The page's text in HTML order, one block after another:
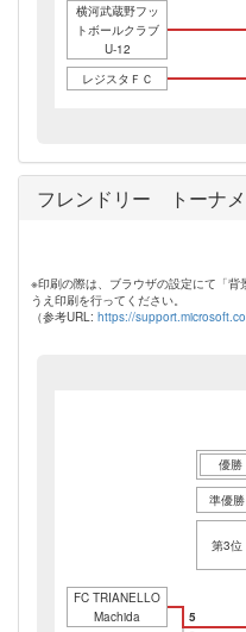
横河武蔵野フッ
トボールクラブ
U-12
レジスタＦＣ
フレンドリー トーナメ
※印刷の際は、ブラウザの設定にて「
うえ印刷を行ってください。
（参考URL: https://
優勝
準優勝
第3位
FC TRIANELLO
Machida
5